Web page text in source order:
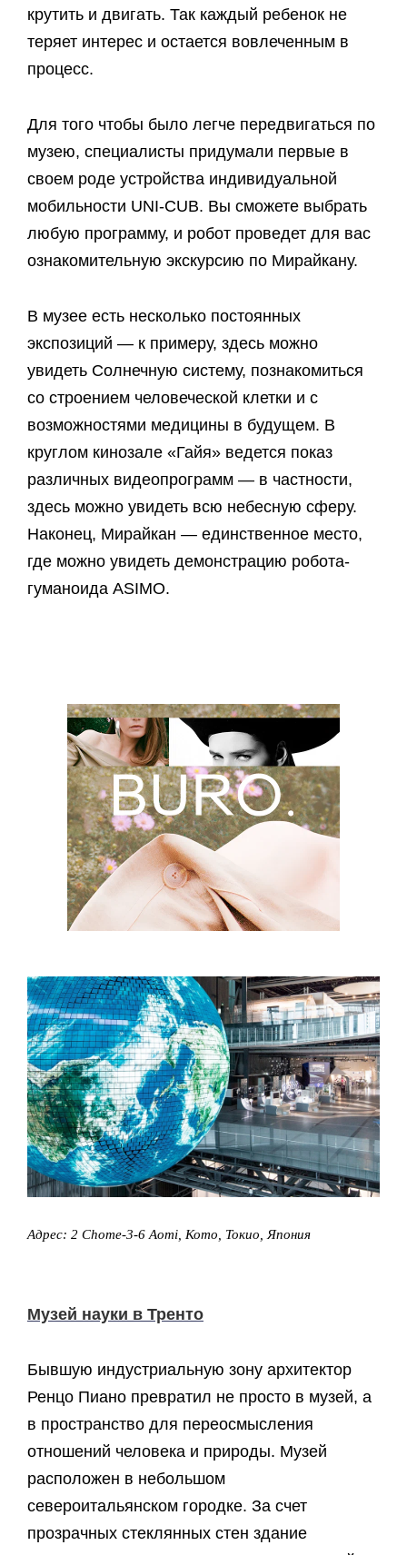
крутить и двигать. Так каждый ребенок не
теряет интерес и остается вовлеченным в
процесс.
Для того чтобы было легче передвигаться по
музею, специалисты придумали первые в
своем роде устройства индивидуальной
мобильности UNI-CUB. Вы сможете выбрать
любую программу, и робот проведет для вас
ознакомительную экскурсию по Мирайкану.
В музее есть несколько постоянных
экспозиций — к примеру, здесь можно
увидеть Солнечную систему, познакомиться
со строением человеческой клетки и с
возможностями медицины в будущем. В
круглом кинозале «Гайя» ведется показ
различных видеопрограмм — в частности,
здесь можно увидеть всю небесную сферу.
Наконец, Мирайкан — единственное место,
где можно увидеть демонстрацию робота-
гуманоида ASIMO.
Адрес: 2 Chome-3-6 Aomi, Кото, Токио, Япония
Музей науки в Тренто
Бывшую индустриальную зону архитектор
Ренцо Пиано превратил не просто в музей, а
в пространство для переосмысления
отношений человека и природы. Музей
расположен в небольшом
североитальянском городке. За счет
прозрачных стеклянных стен здание